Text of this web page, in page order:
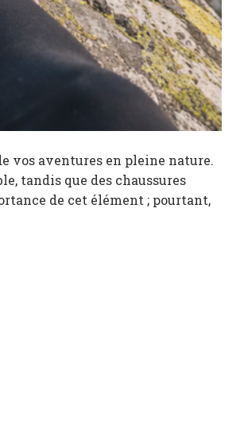
vos aventures en pleine nature.
tandis que des chaussures
de cet élément ; pourtant,